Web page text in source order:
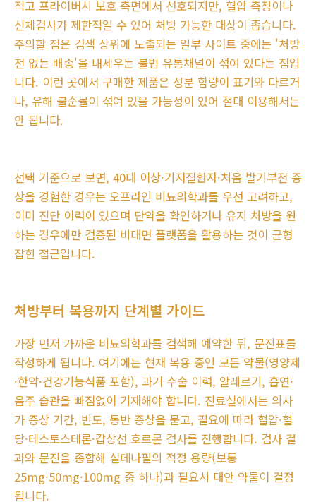
적고 프라이버시 보호 측면에서 선호되지만, 혈압 측정이나
신체검사가 제한적일 수 있어 처방 가능한 대상이 좁습니다.
주의할 점은 검색 상위에 노출되는 일부 사이트 중에는 '처방
전 없는 배송'을 내세우는 불법 유통채널이 섞여 있다는 점입
니다. 이런 곳에서 구매한 제품은 성분 함량이 표기와 다르거
나, 유해 불순물이 섞여 있을 가능성이 있어 절대 이용해서는
안 됩니다.
선택 기준으로 보면, 40대 이상·기저질환자·처음 발기부전 증
상을 경험한 경우는 오프라인 비뇨의학과를 우선 고려하고,
이미 진단 이력이 있으며 단약을 확인하거나 유지 처방을 원
하는 경우에만 검증된 비대면 플랫폼을 활용하는 것이 균형
잡힌 접근입니다.
처방부터 복용까지 단계별 가이드
가장 먼저 가까운 비뇨의학과를 검색해 예약한 뒤, 문진표를
작성하게 됩니다. 여기에는 현재 복용 중인 모든 약물(영양제
·한약·건강기능식품 포함), 과거 수술 이력, 알레르기, 흡연·
음주 습관을 빠짐없이 기재해야 합니다. 진료실에서는 의사
가 증상 기간, 빈도, 동반 증상을 묻고, 필요에 따라 혈압·혈
당·테스토스테론·갑상선 호르몬 검사를 진행합니다. 검사 결
과와 문진을 종합해 실데나필의 적정 용량(보통
25mg·50mg·100mg 중 하나)과 필요시 대안 약물이 결정
됩니다.